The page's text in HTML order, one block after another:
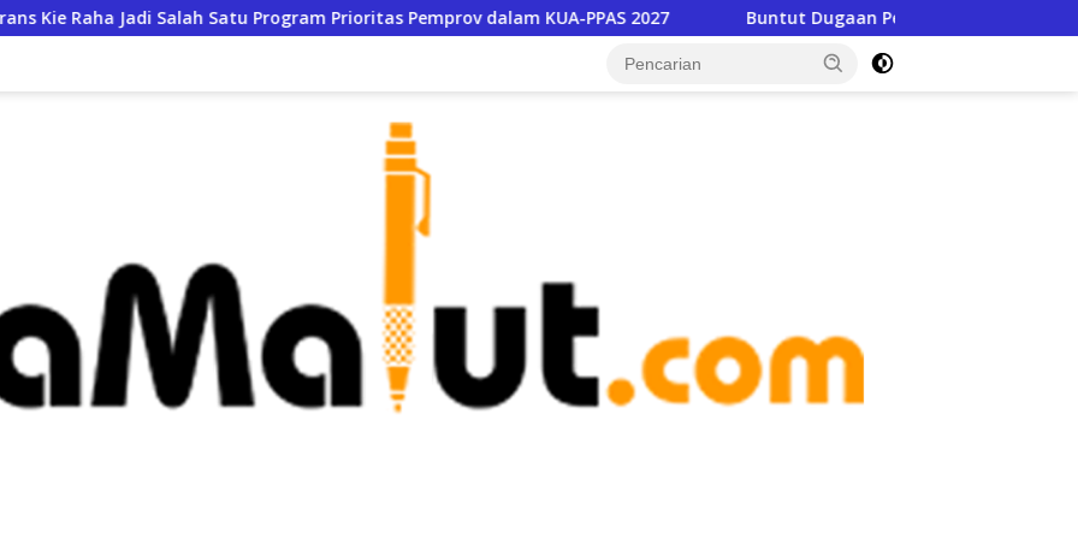
Satu Program Prioritas Pemprov dalam KUA-PPAS 2027 Buntut Dugaan Pencabulan, Dinas Pendidikan Copot Kepsek